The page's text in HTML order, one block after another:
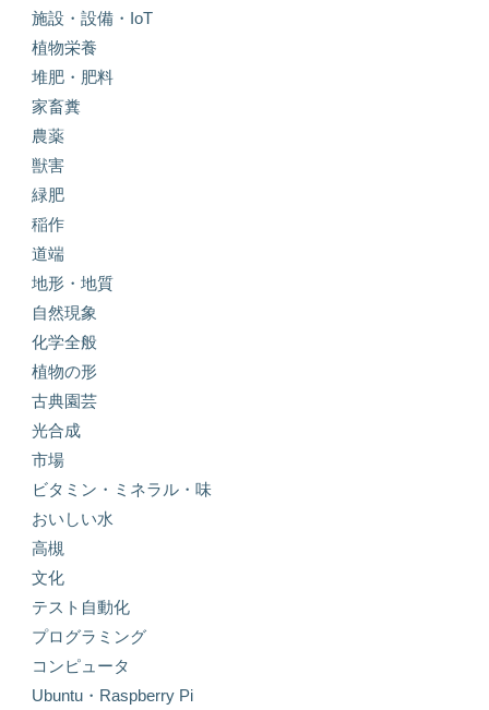
施設・設備・IoT
植物栄養
堆肥・肥料
家畜糞
農薬
獣害
緑肥
稲作
道端
地形・地質
自然現象
化学全般
植物の形
古典園芸
光合成
市場
ビタミン・ミネラル・味
おいしい水
高槻
文化
テスト自動化
プログラミング
コンピュータ
Ubuntu・Raspberry Pi